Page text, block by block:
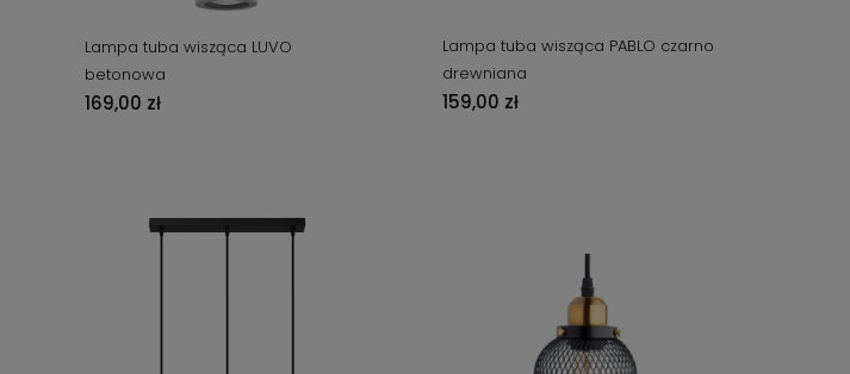
Lampa tuba wisząca LUVO
betonowa
169,00 zł
Lampa tuba wisząca PABLO czarno
drewniana
159,00 zł